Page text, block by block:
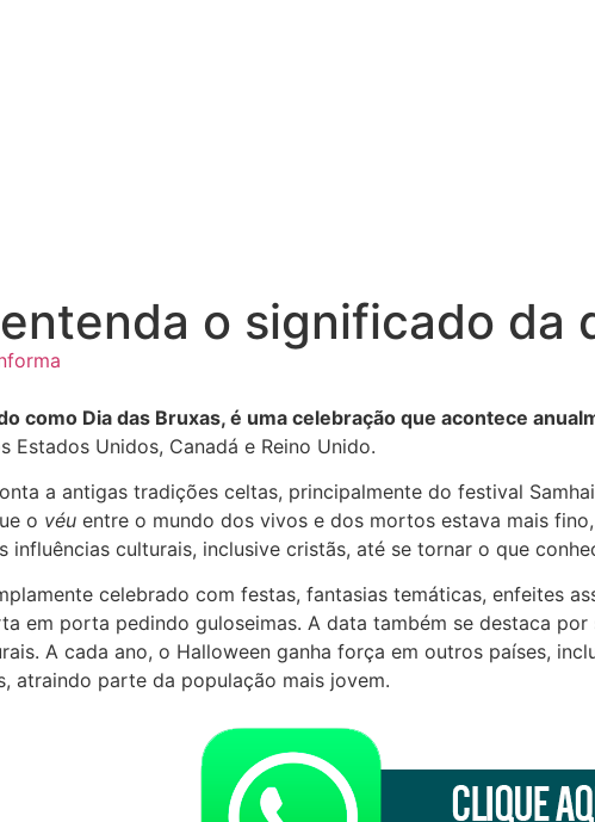
o significado da
como Dia das Bruxas, é uma celebração que acontece
Estados Unidos, Canadá e Reino Unido.
a antigas tradições celtas, principalmente do festival
o véu entre o mundo dos vivos e dos mortos estava mais
culturais, inclusive cristãs, até se tornar o que
celebrado com festas, fantasias temáticas, enfeites
em porta pedindo guloseimas. A data também se destaca
A cada ano, o Halloween ganha força em outros países,
atraindo parte da população mais jovem.